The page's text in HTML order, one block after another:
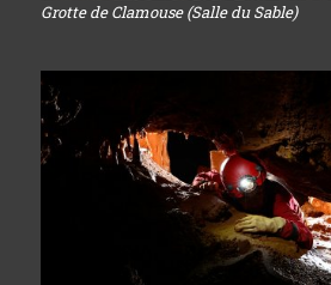
Grotte de Clamouse (Salle du Sable)